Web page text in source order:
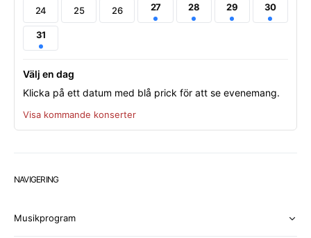
24 25 26 27 28 29 30
31
Välj en dag
Klicka på ett datum med blå prick för att se evenemang.
Visa kommande konserter
NAVIGERING
Musikprogram